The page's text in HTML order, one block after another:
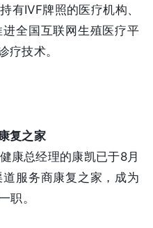
有IVF牌照的医疗机构、
全国互联网生殖医疗平
疗技术。
复之家
康总经理的康凯已于8月
服务商康复之家，成为
职。